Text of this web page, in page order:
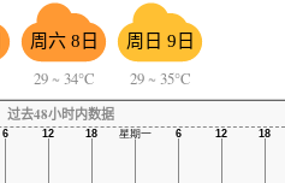
周六 8日
29 ~ 34°C
周日 9日
29 ~ 35°C
过去48小时内数据